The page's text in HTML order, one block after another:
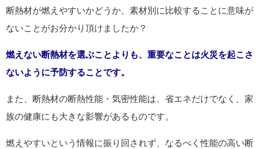
断熱材が燃えやすいかどうか、素材別に比較することに意味が
ないことがお分かり頂けましたか？
燃えない断熱材を選ぶことよりも、重要なことは火災を起こさ
ないように予防することです。
また、断熱材の断熱性能・気密性能は、省エネだけでなく、家
族の健康にも大きな影響があるものです。
燃えやすいという情報に振り回されず、なるべく性能の高い断